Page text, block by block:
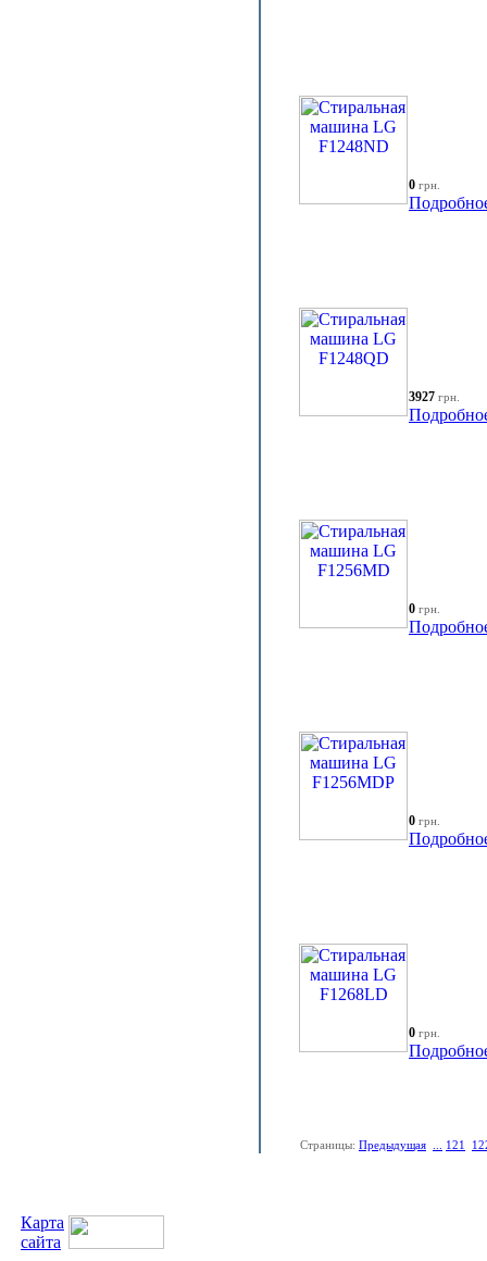
0 грн.
3927 грн.
0 грн.
0 грн.
0 грн.
Страницы: Предыдущая 121
Карта
сайта